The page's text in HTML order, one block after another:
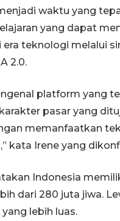
waktu yang
yang dapat
era teknologi melalui
2.0.
platform yang
pasar yang
memanfaatkan
kata Irene yang
Indonesia
dari 280 juta jiwa.
lebih luas.